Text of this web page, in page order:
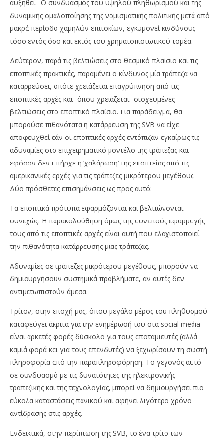
αυξηθεί. Ο συνδυασμός του υψηλού πληθωρισμού και της
δυναμικής ομαλοποίησης της νομισματικής πολιτικής μετά από
μακρά περίοδο χαμηλών επιτοκίων, εγκυμονεί κινδύνους
τόσο εντός όσο και εκτός του χρηματοπιστωτικού τομέα.
Δεύτερον, παρά τις βελτιώσεις στο θεσμικό πλαίσιο και τις
εποπτικές πρακτικές, παραμένει ο κίνδυνος μία τράπεζα να
καταρρεύσει, οπότε χρειάζεται επαγρύπνηση από τις
εποπτικές αρχές και -όπου χρειάζεται- στοχευμένες
βελτιώσεις στο εποπτικό πλαίσιο. Για παράδειγμα, θα
μπορούσε πιθανότατα η κατάρρευση της SVB να είχε
αποφευχθεί εάν οι εποπτικές αρχές εντόπιζαν εγκαίρως τις
αδυναμίες στο επιχειρηματικό μοντέλο της τράπεζας και
εφόσον δεν υπήρχε η ‘χαλάρωση’ της εποπτείας από τις
αμερικανικές αρχές για τις τράπεζες μικρότερου μεγέθους.
Δύο πρόσθετες επισημάνσεις ως προς αυτό:
Τα εποπτικά πρότυπα εφαρμόζονται και βελτιώνονται
συνεχώς. Η παρακολούθηση όμως της συνεπούς εφαρμογής
τους από τις εποπτικές αρχές είναι αυτή που ελαχιστοποιεί
την πιθανότητα κατάρρευσης μιας τράπεζας.
Αδυναμίες σε τράπεζες μικρότερου μεγέθους, μπορούν να
δημιουργήσουν συστημικά προβλήματα, αν αυτές δεν
αντιμετωπιστούν άμεσα.
Τρίτον, στην εποχή μας, όπου μεγάλο μέρος του πληθυσμού
καταφεύγει άκριτα για την ενημέρωσή του στα social media
είναι αρκετές φορές δύσκολο για τους αποταμιευτές (αλλά
καμιά φορά και για τους επενδυτές) να ξεχωρίσουν τη σωστή
πληροφορία από την παραπληροφόρηση. Το γεγονός αυτό
σε συνδυασμό με τις δυνατότητες της ηλεκτρονικής
τραπεζικής και της τεχνολογίας, μπορεί να δημιουργήσει πιο
εύκολα καταστάσεις πανικού και αφήνει λιγότερο χρόνο
αντίδρασης στις αρχές.
Ενδεικτικά, στην περίπτωση της SVB, το ένα τρίτο των